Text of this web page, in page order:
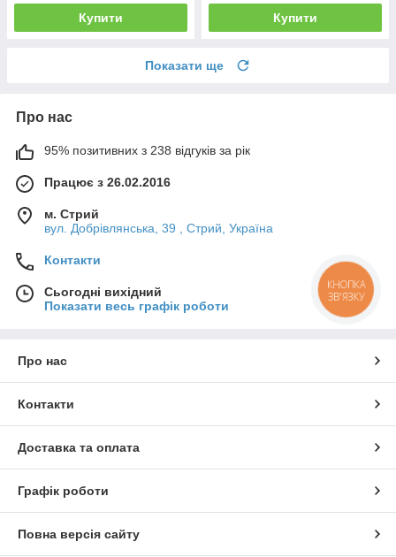
Купити Купити
Показати ще
Про нас
95% позитивних з 238 відгуків за рік
Працює з 26.02.2016
м. Стрий
вул. Добрівлянська, 39 , Стрий, Україна
Контакти
Сьогодні вихідний
Показати весь графік роботи
Про нас
Контакти
Доставка та оплата
Графік роботи
Повна версія сайту
КНОПКА
ЗВ'ЯЗКУ